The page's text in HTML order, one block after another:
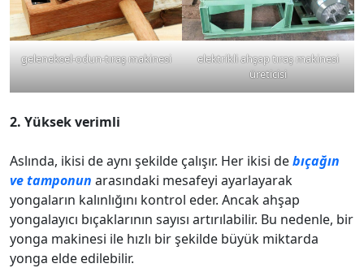
geleneksel-odun-tıraş makinesi
elektrikli ahşap tıraş makinesi
üreticisi
2. Yüksek verimli
Aslında, ikisi de aynı şekilde çalışır. Her ikisi debıçağın
ve tamponun arasındaki mesafeyi ayarlayarak
yongaların kalınlığını kontrol eder. Ancak ahşap
yongalayıcı bıçaklarının sayısı artırılabilir. Bu nedenle, bir
yonga makinesi ile hızlı bir şekilde büyük miktarda
yonga elde edilebilir.